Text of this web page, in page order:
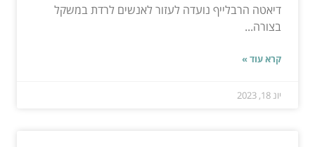
דיאטה הרבלייף נועדה לעזור לאנשים לרדת במשקל
בצורה...
קרא עוד »
יונ 18, 2023